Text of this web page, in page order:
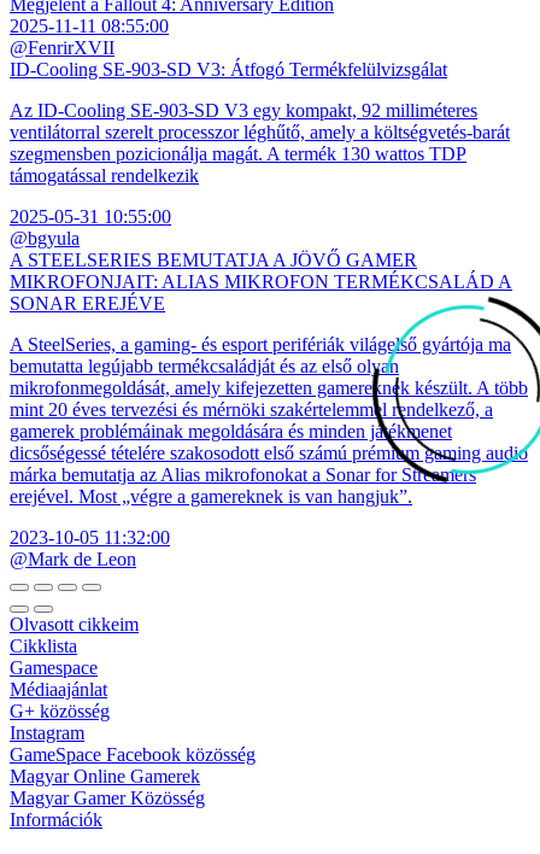
2025-11-11 08:55:00
@FenrirXVII
ID-Cooling SE-903-SD V3: Átfogó Termékfelülvizsgálat
Az ID-Cooling SE-903-SD V3 egy kompakt, 92 milliméteres
ventilátorral szerelt processzor léghűtő, amely a költségvetés-barát
szegmensben pozicionálja magát. A termék 130 wattos TDP
támogatással rendelkezik
2025-05-31 10:55:00
@bgyula
A STEELSERIES BEMUTATJA A JÖVŐ GAMER
MIKROFONJAIT: ALIAS MIKROFON TERMÉKCSALÁD A
SONAR EREJÉVE
A SteelSeries, a gaming- és esport perifériák világelső gyártója ma
bemutatta legújabb termékcsaládját és az első olyan
mikrofonmegoldását, amely kifejezetten gamereknek készült. A több
mint 20 éves tervezési és mérnöki szakértelemmel rendelkező, a
gamerek problémáinak megoldására és minden játékmenet
dicsőségessé tételére szakosodott első számú prémium gaming audio
márka bemutatja az Alias mikrofonokat a Sonar for Streamers
erejével. Most „végre a gamereknek is van hangjuk”.
2023-10-05 11:32:00
@Mark de Leon
Olvasott cikkeim
Cikklista
Gamespace
Médiaajánlat
G+ közösség
Instagram
GameSpace Facebook közösség
Magyar Online Gamerek
Magyar Gamer Közösség
Információk